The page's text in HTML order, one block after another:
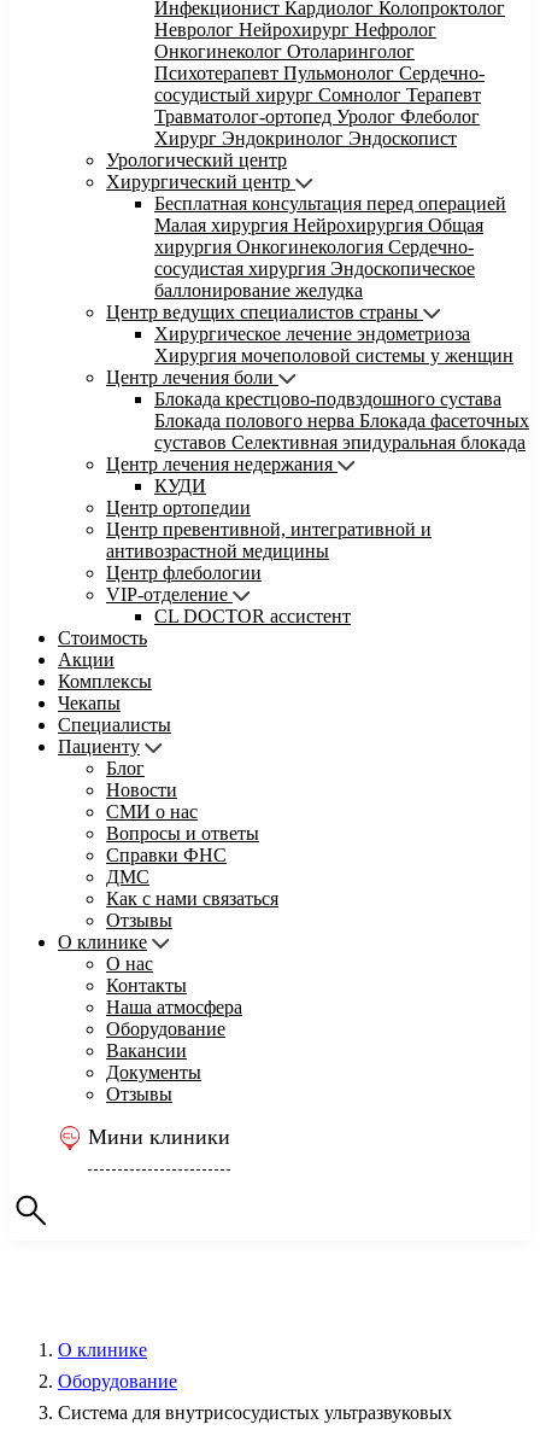
Инфекционист Кардиолог Колопроктолог
Невролог Нейрохирург Нефролог
Онкогинеколог Отоларинголог
Психотерапевт Пульмонолог Сердечно-
сосудистый хирург Сомнолог Терапевт
Травматолог-ортопед Уролог Флеболог
Хирург Эндокринолог Эндоскопист
Урологический центр
Хирургический центр
Бесплатная консультация перед операцией
Малая хирургия Нейрохирургия Общая
хирургия Онкогинекология Сердечно-
сосудистая хирургия Эндоскопическое
баллонирование желудка
Центр ведущих специалистов страны
Хирургическое лечение эндометриоза
Хирургия мочеполовой системы у женщин
Центр лечения боли
Блокада крестцово-подвздошного сустава
Блокада полового нерва Блокада фасеточных
суставов Селективная эпидуральная блокада
Центр лечения недержания
КУДИ
Центр ортопедии
Центр превентивной, интегративной и
антивозрастной медицины
Центр флебологии
VIP-отделение
CL DOCTOR ассистент
Стоимость
Акции
Комплексы
Чекапы
Специалисты
Пациенту
Блог
Новости
СМИ о нас
Вопросы и ответы
Справки ФНС
ДМС
Как с нами связаться
Отзывы
О клинике
О нас
Контакты
Наша атмосфера
Оборудование
Вакансии
Документы
Отзывы
Мини клиники
О клинике
Оборудование
Система для внутрисосудистых ультразвуковых